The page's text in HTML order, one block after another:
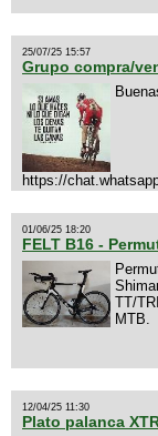
25/07/25 15:57
Grupo compra/
https://
01/06/25 18:20
FELT B16 -
TT/
MTB.
12/04/25 11:30
Plato palanca